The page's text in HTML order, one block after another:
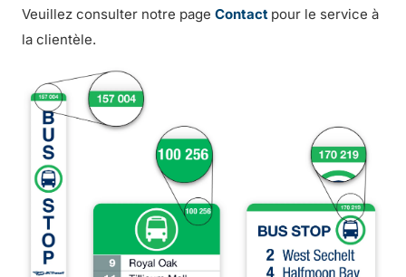
Veuillez consulter notre page Contact pour le service à
la clientèle.